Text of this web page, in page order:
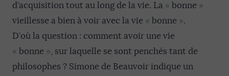
d’acquisition tout au long de la vie. La « bonne »
vieillesse a bien à voir avec la vie « bonne ».
D’où la question : comment avoir une vie
« bonne », sur laquelle se sont penchés tant de
philosophes ? Simone de Beauvoir indique un